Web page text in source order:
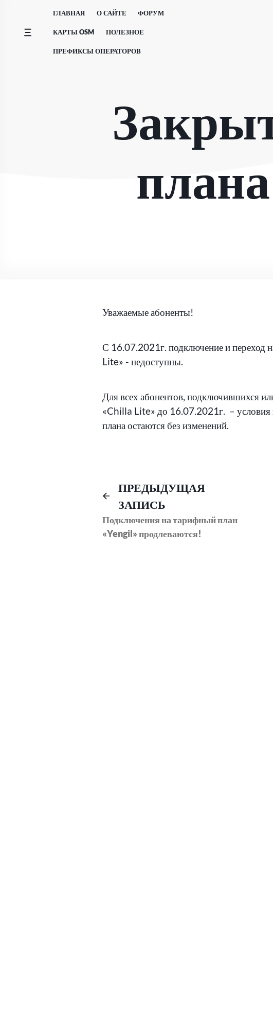
содержимому
ГЛАВНАЯ О САЙТЕ ФОРУМ
КАРТЫ OSM ПОЛЕЗНОЕ
ПРЕФИКСЫ ОПЕРАТОРОВ
Уважаемые абоненты!
С 16.07.2021г. подключение и переход
Lite» - недоступны.
Для всех абонентов, подключившихся
«Chilla Lite» до 16.07.2021г. – условия
плана остаются без изменений.
Навигация
по
записям
ПРЕДЫДУЩАЯ
ЗАПИСЬ
Подключения на тарифный план
«Yengil» продлеваются!